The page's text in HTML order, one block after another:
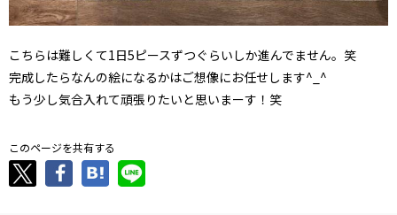
こちらは難しくて1日5ピースずつぐらいしか進んでません。笑
完成したらなんの絵になるかはご想像にお任せします^_^
もう少し気合入れて頑張りたいと思いまーす！笑
このページを共有する